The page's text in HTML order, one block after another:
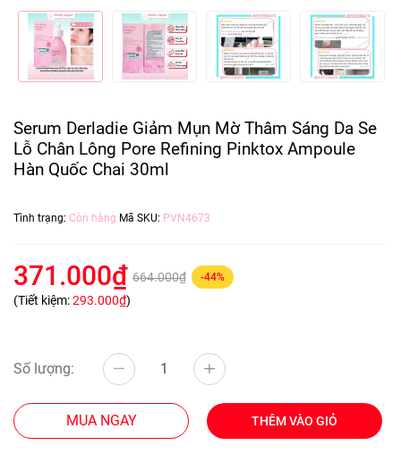
Serum Derladie Giảm Mụn Mờ Thâm Sáng Da Se
Lỗ Chân Lông Pore Refining Pinktox Ampoule
Hàn Quốc Chai 30ml
Tình trạng: Còn hàng Mã SKU: PVN4673
371.000₫ 664.000₫ -44%
(Tiết kiệm:293.000₫)
Số lượng:
MUA NGAY THÊM VÀO GIỎ